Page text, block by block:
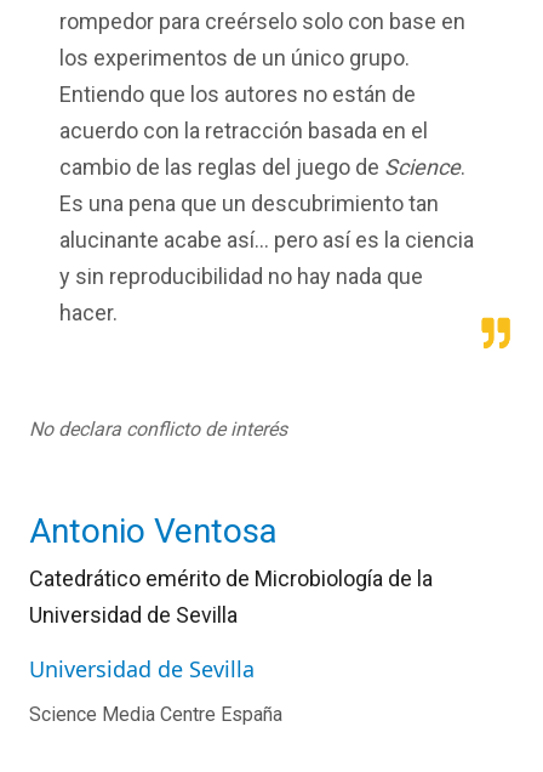
rompedor para creérselo solo con base en
los experimentos de un único grupo.
Entiendo que los autores no están de
acuerdo con la retracción basada en el
cambio de las reglas del juego de Science.
Es una pena que un descubrimiento tan
alucinante acabe así... pero así es la ciencia
y sin reproducibilidad no hay nada que
hacer.
No declara conflicto de interés
Antonio Ventosa
Catedrático emérito de Microbiología de la
Universidad de Sevilla
Universidad de Sevilla
Science Media Centre España